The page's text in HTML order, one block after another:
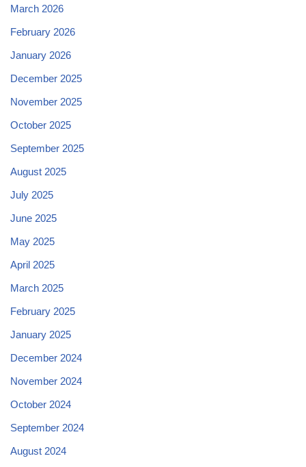
March 2026
February 2026
January 2026
December 2025
November 2025
October 2025
September 2025
August 2025
July 2025
June 2025
May 2025
April 2025
March 2025
February 2025
January 2025
December 2024
November 2024
October 2024
September 2024
August 2024